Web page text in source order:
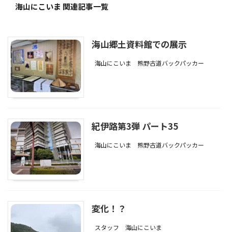
海山にこいま 関連記事一覧
海山郷土資料館での展示
海山にこいま 熊野古道バックパッカー
紀伊路第3弾 パート35
海山にこいま 熊野古道バックパッカー
変化！？
スタッフ 海山にこいま